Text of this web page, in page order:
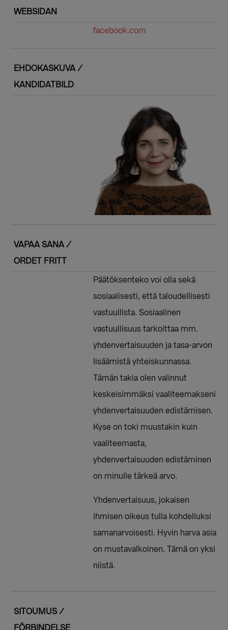
WEBSIDAN
facebook.com
EHDOKASKUVA /
KANDIDATBILD
VAPAA SANA /
ORDET FRITT
Päätöksenteko voi olla sekä
sosiaalisesti, että taloudellisesti
vastuullista. Sosiaalinen
vastuullisuus tarkoittaa mm.
yhdenvertaisuuden ja tasa-arvon
lisäämistä yhteiskunnassa.
Tämän takia olen valinnut
keskeisimmäksi vaaliteemakseni
yhdenvertaisuuden edistämisen.
Kyse on toki muustakin kuin
vaaliteemasta,
yhdenvertaisuuden edistäminen
on minulle tärkeä arvo.
Yhdenvertaisuus, jokaisen
ihmisen oikeus tulla kohdelluksi
samanarvoisesti. Hyvin harva asia
on mustavalkoinen. Tämä on yksi
niistä.
SITOUMUS /
FÖRBINDELSE